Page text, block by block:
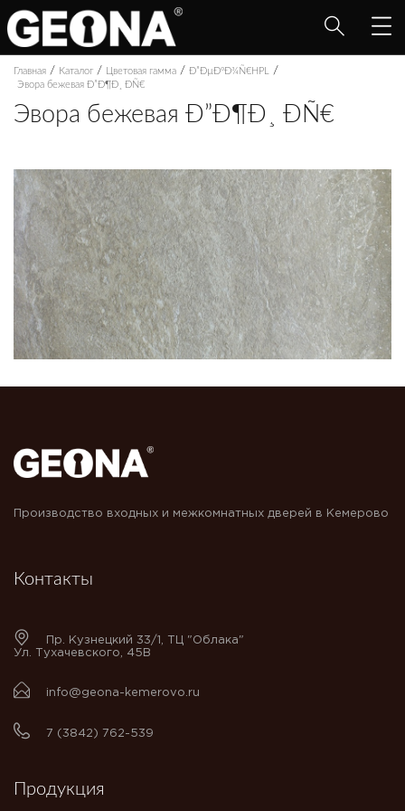
Главная / Каталог / Цветовая гамма / Ð”ÐµÐºÐ¾Ñ€HPL /
Эвора бежевая Ð”Ð¶Ð¸ ÐÑ€
Эвора бежевая Ð”Ð¶Ð¸ ÐÑ€
Производство входных и межкомнатных дверей в Кемерово
Контакты
Пр. Кузнецкий 33/1, ТЦ "Облака"
Ул. Тухачевского, 45В
info@geona-kemerovo.ru
7 (3842) 762-539
Продукция